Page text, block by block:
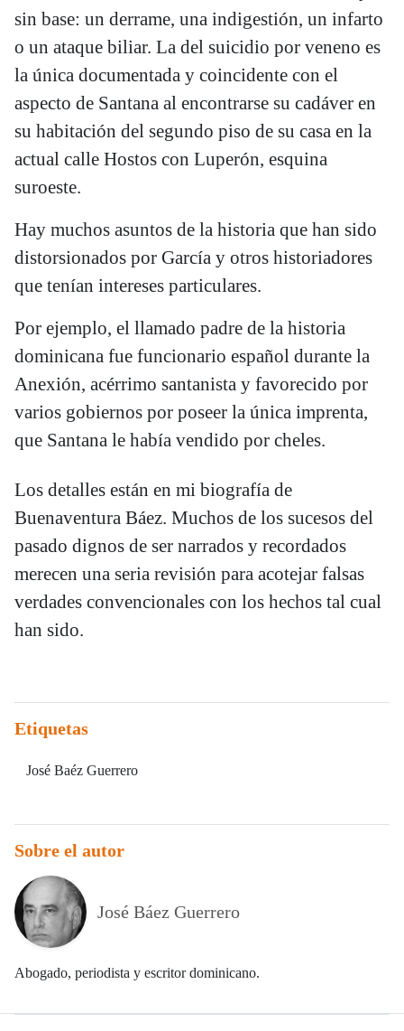
sin base: un derrame, una indigestión, un infarto
o un ataque biliar. La del suicidio por veneno es
la única documentada y coincidente con el
aspecto de Santana al encontrarse su cadáver en
su habitación del segundo piso de su casa en la
actual calle Hostos con Luperón, esquina
suroeste.
Hay muchos asuntos de la historia que han sido
distorsionados por García y otros historiadores
que tenían intereses particulares.
Por ejemplo, el llamado padre de la historia
dominicana fue funcionario español durante la
Anexión, acérrimo santanista y favorecido por
varios gobiernos por poseer la única imprenta,
que Santana le había vendido por cheles.
Los detalles están en mi biografía de
Buenaventura Báez. Muchos de los sucesos del
pasado dignos de ser narrados y recordados
merecen una seria revisión para acotejar falsas
verdades convencionales con los hechos tal cual
han sido.
Etiquetas
José Baéz Guerrero
Sobre el autor
José Báez Guerrero
Abogado, periodista y escritor dominicano.